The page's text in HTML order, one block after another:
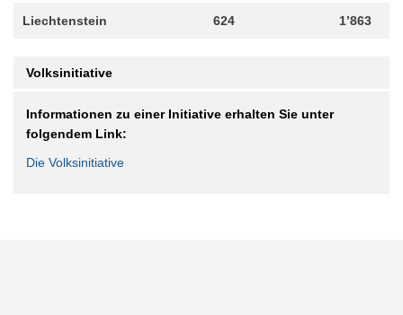
Liechtenstein 624 1’863
Volksinitiative
Informationen zu einer Initiative erhalten Sie unter
folgendem Link:
Die Volksinitiative